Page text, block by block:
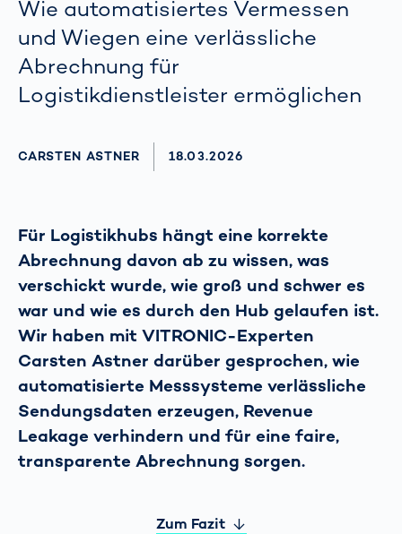
Wie automatisiertes Vermessen
und Wiegen eine verlässliche
Abrechnung für
Logistikdienstleister ermöglichen
AUTHOR
CARSTEN ASTNER AKTUALISIERT AM:
18.03.2026
Für Logistikhubs hängt eine korrekte
Abrechnung davon ab zu wissen, was
verschickt wurde, wie groß und schwer es
war und wie es durch den Hub gelaufen ist.
Wir haben mit VITRONIC-Experten
Carsten Astner darüber gesprochen, wie
automatisierte Messsysteme verlässliche
Sendungsdaten erzeugen, Revenue
Leakage verhindern und für eine faire,
transparente Abrechnung sorgen.
Zum Fazit